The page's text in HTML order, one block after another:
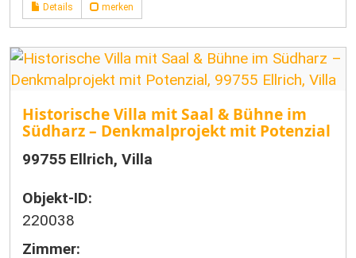
Details merken
Historische Villa mit Saal & Bühne im
Südharz – Denkmalprojekt mit Potenzial
99755 Ellrich, Villa
Objekt-ID:
220038
Zimmer: